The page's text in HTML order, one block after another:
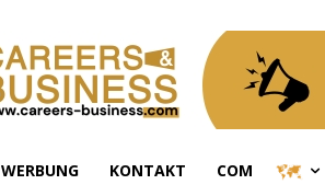
WERBUNG KONTAKT COM